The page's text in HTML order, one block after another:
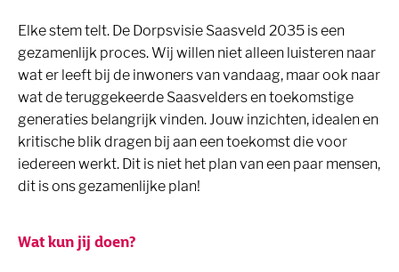
Elke stem telt. De Dorpsvisie Saasveld 2035 is een
gezamenlijk proces. Wij willen niet alleen luisteren naar
wat er leeft bij de inwoners van vandaag, maar ook naar
wat de teruggekeerde Saasvelders en toekomstige
generaties belangrijk vinden. Jouw inzichten, idealen en
kritische blik dragen bij aan een toekomst die voor
iedereen werkt. Dit is niet het plan van een paar mensen,
dit is ons gezamenlijke plan!
Wat kun jij doen?